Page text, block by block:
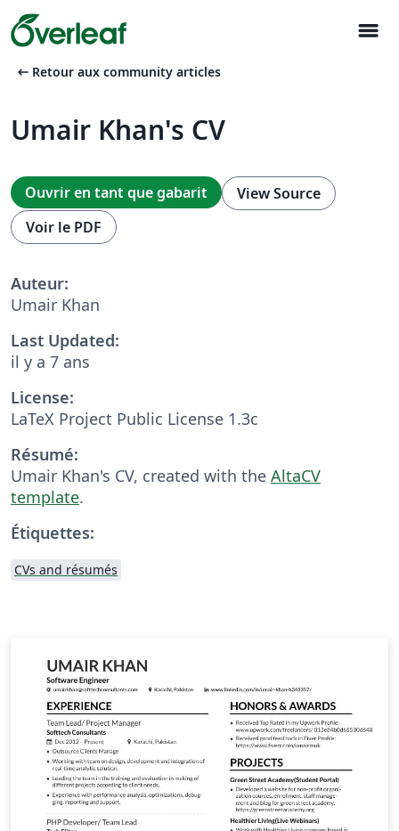
menu
arrow_left_alt Retour aux community articles
Umair Khan's CV
Ouvrir en tant que gabarit
View Source
Voir le PDF
Auteur:
Umair Khan
Last Updated:
il y a 7 ans
License:
LaTeX Project Public License 1.3c
Résumé:
Umair Khan's CV, created with the AltaCV
template.
Étiquettes:
CVs and résumés